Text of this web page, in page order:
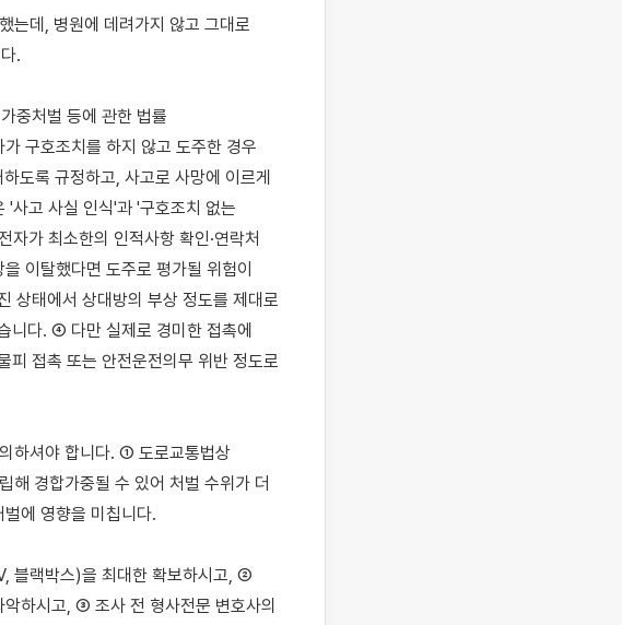
.
중처벌 등에 관한 법률
구호조치를 하지 않고 도주한 경우
도록 규정하고, 사고로 사망에 이르게
사고 사실 인식'과 '구호조치 없는
가 최소한의 인적사항 확인·연락처
이탈했다면 도주로 평가될 위험이
상태에서 상대방의 부상 정도를 제대로
니다. ④ 다만 실제로 경미한 접촉에
피 접촉 또는 안전운전의무 위반 정도로
하셔야 합니다. ① 도로교통법상
해 경합가중될 수 있어 처벌 수위가 더
에 영향을 미칩니다.
블랙박스)을 최대한 확보하시고, ②
하시고, ③ 조사 전 형사전문 변호사의